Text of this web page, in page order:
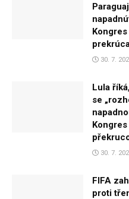
30. 7.
Lula
se
30. 7.
FIFA
proti